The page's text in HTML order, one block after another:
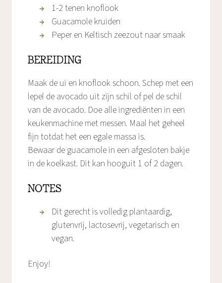
1-2 tenen knoflook
Guacamole kruiden
Peper en Keltisch zeezout naar smaak
BEREIDING
Maak de ui en knoflook schoon. Schep met een
lepel de avocado uit zijn schil of pel de schil
van de avocado. Doe alle ingrediënten in een
keukenmachine met messen. Maal het geheel
fijn totdat het een egale massa is.
Bewaar de guacamole in een afgesloten bakje
in de koelkast. Dit kan hooguit 1 of 2 dagen.
NOTES
Dit gerecht is volledig plantaardig,
glutenvrij, lactosevrij, vegetarisch en
vegan.
Enjoy!